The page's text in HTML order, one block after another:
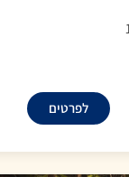
לפרטים